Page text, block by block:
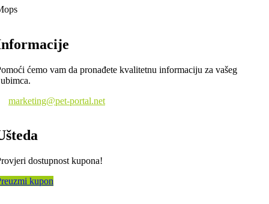
ćemo vam da pronađete kvalitetnu informaciju za vašeg
marketing@pet-portal.net
dostupnost kupona!
kupon